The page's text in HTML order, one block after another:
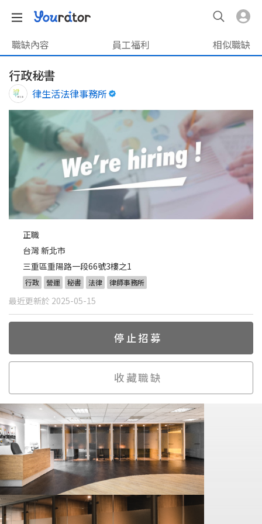
職缺內容 員工福利 相似職缺
行政秘書
律生活法律事務所
正職
台灣 新北市
三重區重陽路一段66號3樓之1
行政 營運 秘書 法律 律師事務所
最近更新於 2025-05-15
停止招募
收藏職缺